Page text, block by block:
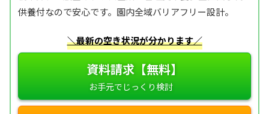
供養付なので安心です。園内全域バリアフリー設計。
＼最新の空き状況が分かります／
資料請求【無料】